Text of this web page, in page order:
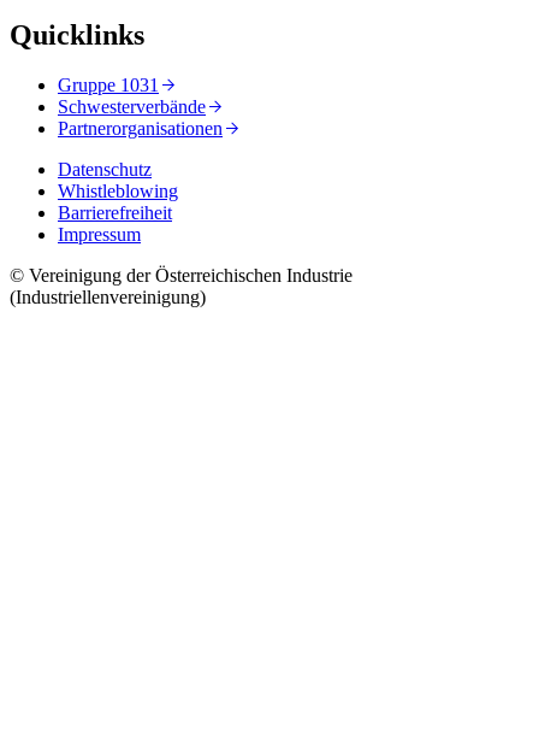
Quicklinks
Gruppe 1031
Schwesterverbände
Partnerorganisationen
Datenschutz
Whistleblowing
Barrierefreiheit
Impressum
© Vereinigung der Österreichischen Industrie
(Industriellenvereinigung)